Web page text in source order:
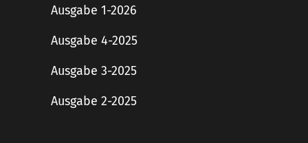
Ausgabe 1-2026
Ausgabe 4-2025
Ausgabe 3-2025
Ausgabe 2-2025